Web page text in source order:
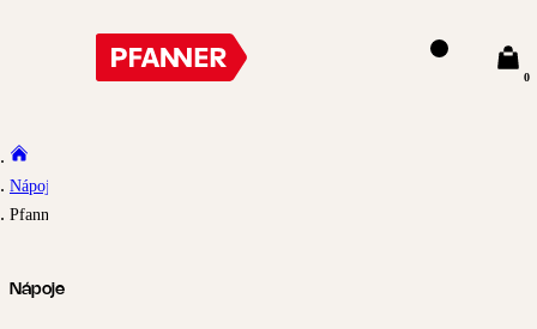
0
Nápoje
Pfanner Mango maracuja 10% 0,5L
Nápoje